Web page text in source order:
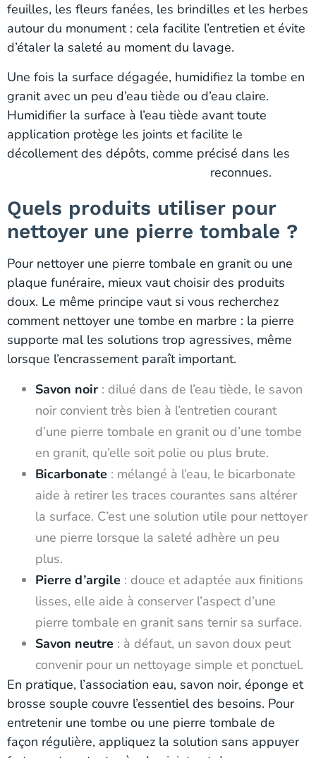
feuilles, les fleurs fanées, les brindilles et les herbes
autour du monument : cela facilite l’entretien et évite
d’étaler la saleté au moment du lavage.
Une fois la surface dégagée, humidifiez la tombe en
granit avec un peu d’eau tiède ou d’eau claire.
Humidifier la surface à l’eau tiède avant toute
application protège les joints et facilite le
décollement des dépôts, comme précisé dans les
reconnues.
Quels produits utiliser pour
nettoyer une pierre tombale ?
Pour nettoyer une pierre tombale en granit ou une
plaque funéraire, mieux vaut choisir des produits
doux. Le même principe vaut si vous recherchez
comment nettoyer une tombe en marbre : la pierre
supporte mal les solutions trop agressives, même
lorsque l’encrassement paraît important.
Savon noir : dilué dans de l’eau tiède, le savon
noir convient très bien à l’entretien courant
d’une pierre tombale en granit ou d’une tombe
en granit, qu’elle soit polie ou plus brute.
Bicarbonate : mélangé à l’eau, le bicarbonate
aide à retirer les traces courantes sans altérer
la surface. C’est une solution utile pour nettoyer
une pierre lorsque la saleté adhère un peu
plus.
Pierre d’argile : douce et adaptée aux finitions
lisses, elle aide à conserver l’aspect d’une
pierre tombale en granit sans ternir sa surface.
Savon neutre : à défaut, un savon doux peut
convenir pour un nettoyage simple et ponctuel.
En pratique, l’association eau, savon noir, éponge et
brosse souple couvre l’essentiel des besoins. Pour
entretenir une tombe ou une pierre tombale de
façon régulière, appliquez la solution sans appuyer